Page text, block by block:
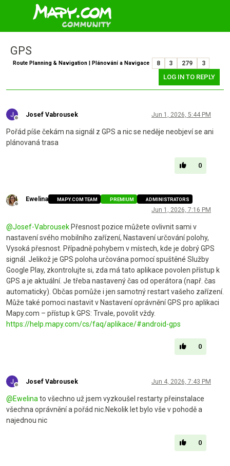
GPS
Route Planning & Navigation | Plánování a Navigace 8 3 279 3
LOG IN TO REPLY
Josef Vabrousek Jun 1, 2026, 5:44 PM
Pořád píše čekám na signál z GPS a nic se neděje neobjeví se ani
plánovaná trasa
0
Ewelina MAPY.COM TEAM PREMIUM ADMINISTRATORS
Jun 1, 2026, 7:16 PM
@Josef-Vabrousek Přesnost pozice můžete ovlivnit sami v
nastavení svého mobilního zařízení, Nastavení určování polohy,
Vysoká přesnost. Případně pohybem v místech, kde je dobrý GPS
signál. Jelikož je GPS poloha určována pomocí spuštěné Služby
Google Play, zkontrolujte si, zda má tato aplikace povolen přístup k
GPS a je aktuální. Je třeba nastavený čas od operátora (např. čas
automaticky). Občas pomůže i jen samotný restart vašeho zařízení.
Může také pomoci nastavit v Nastavení oprávnění GPS pro aplikaci
Mapy.com – přístup k GPS: Trvale, povolit vždy.
https://help.mapy.com/cs/faq/aplikace/#android-gps
0
Josef Vabrousek Jun 4, 2026, 7:43 PM
@Ewelina to všechno už jsem vyzkoušel restarty přeinstalace
všechna oprávnění a pořád nic.Nekolik let bylo vše v pohodě a
najednou nic
0